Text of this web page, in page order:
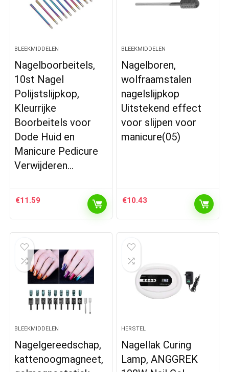
BLEEKMIDDELEN
Nagelboorbeitels,
10st Nagel
Polijstslijpkop,
Kleurrijke
Boorbeitels voor
Dode Huid en
Manicure Pedicure
Verwijderen…
€11.59
BLEEKMIDDELEN
Nagelboren,
wolfraamstalen
nagelslijpkop
Uitstekend effect
voor slijpen voor
manicure(05)
€10.43
BLEEKMIDDELEN
Nagelgereedschap,
kattenoogmagneet,
HERSTEL
Nagellak Curing
Lamp, ANGGREK